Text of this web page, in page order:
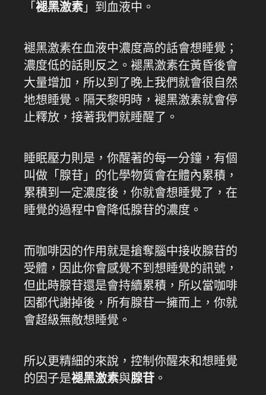
「 褪黑激素 」到血液中。
褪黑激素在血液中濃度高的話會想睡覺；
濃度低的話則反之。褪黑激素在黃昏後會
大量增加，所以到了晚上我們就會很自然
地想睡覺。隔天黎明時，褪黑激素就會停
止釋放，接著我們就睡醒了。
睡眠壓力則是，你醒著的每一分鐘，有個
叫做「腺苷」的化學物質會在體內累積，
累積到一定濃度後，你就會想睡覺了，在
睡覺的過程中會降低腺苷的濃度。
而咖啡因的作用就是搶奪腦中接收腺苷的
受體，因此你會感覺不到想睡覺的訊號，
但此時腺苷還是會持續累積，所以當咖啡
因都代謝掉後，所有腺苷一擁而上，你就
會超級無敵想睡覺。
所以更精細的來說，控制你醒來和想睡覺
的因子是褪黑激素與腺苷 。